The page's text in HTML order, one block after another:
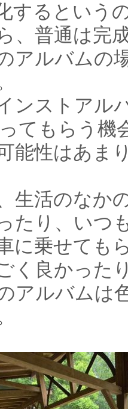
するという
、普通は完
アルバムの
ンストアル
てもらう機
能性はあま
生活のなか
たり、いつ
に乗せても
く良かった
アルバムは